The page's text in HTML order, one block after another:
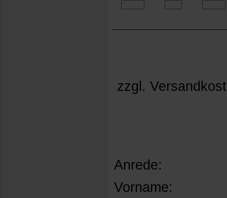
zzgl.
Anrede:
Vorname: